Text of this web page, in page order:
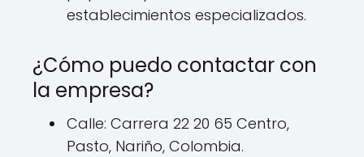
establecimientos especializados.
¿Cómo puedo contactar con
la empresa?
Calle: Carrera 22 20 65 Centro,
Pasto, Nariño, Colombia.